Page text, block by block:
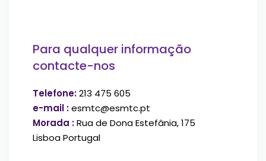
Para qualquer informação
contacte-nos
Telefone:213 475 605
e-mail :esmtc@esmtc.pt
Morada :Rua de Dona Estefânia, 175
Lisboa Portugal